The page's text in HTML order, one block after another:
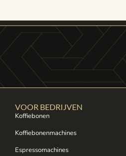
VOOR BEDRIJVEN
Koffiebonen
Koffiebonenmachines
Espressomachines